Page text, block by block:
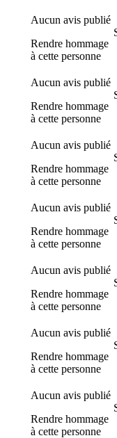
Aucun avis publié
Rendre hommage
à cette personne
Aucun avis publié
Rendre hommage
à cette personne
Aucun avis publié
Rendre hommage
à cette personne
Aucun avis publié
Rendre hommage
à cette personne
Aucun avis publié
Rendre hommage
à cette personne
Aucun avis publié
Rendre hommage
à cette personne
Aucun avis publié
Rendre hommage
à cette personne